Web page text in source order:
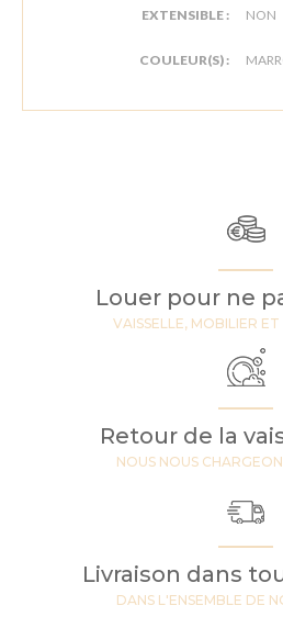
EXTENSIBLE : NON
COULEUR(S) :
Louer pour ne
VAISSELLE, MOBILIER
Retour de la
NOUS NOUS
Livraison dans
DANS L'ENSEMBLE DE